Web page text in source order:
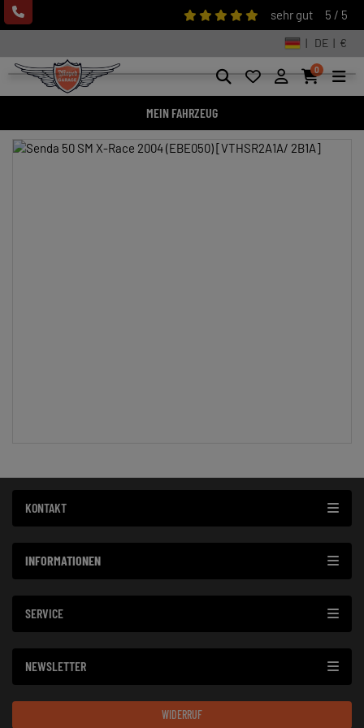
sehr gut 5 / 5
| DE | €
0
MEIN FAHRZEUG
KONTAKT
INFORMATIONEN
SERVICE
NEWSLETTER
WIDERRUF